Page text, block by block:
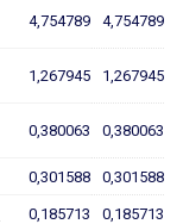
4,754789 4,754789
1,267945 1,267945
0,380063 0,380063
0,301588 0,301588
0,185713 0,185713